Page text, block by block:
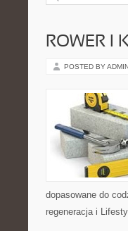
ROWER I
POSTED BY
dopasowane do
regeneracja i